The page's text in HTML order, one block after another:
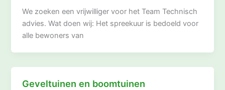
We zoeken een vrijwilliger voor het Team Technisch
advies. Wat doen wij: Het spreekuur is bedoeld voor
alle bewoners van
Geveltuinen en boomtuinen